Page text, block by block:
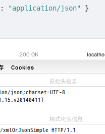
: "application/json" }